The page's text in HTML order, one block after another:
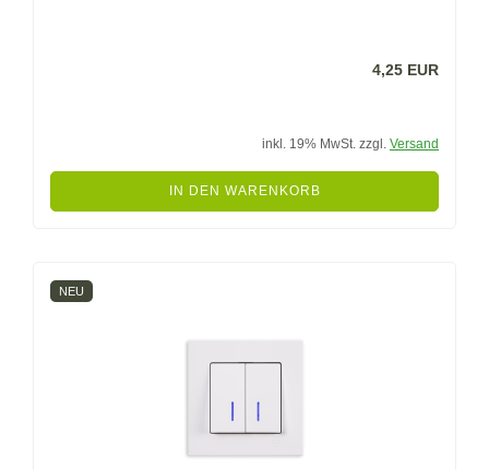
4,25 EUR
inkl. 19% MwSt. zzgl. Versand
IN DEN WARENKORB
NEU